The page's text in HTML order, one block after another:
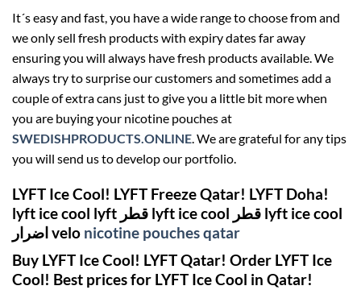
It´s easy and fast, you have a wide range to choose from and
we only sell fresh products with expiry dates far away
ensuring you will always have fresh products available. We
always try to surprise our customers and sometimes add a
couple of extra cans just to give you a little bit more when
you are buying your nicotine pouches at
SWEDISHPRODUCTS.ONLINE . We are grateful for any tips
you will send us to develop our portfolio.
LYFT Ice Cool! LYFT Freeze Qatar! LYFT Doha!
lyft ice cool lyft قطر lyft ice cool قطر lyft ice cool
اضرار velo nicotine pouches qatar
Buy LYFT Ice Cool! LYFT Qatar! Order LYFT Ice
Cool! Best prices for LYFT Ice Cool in Qatar!